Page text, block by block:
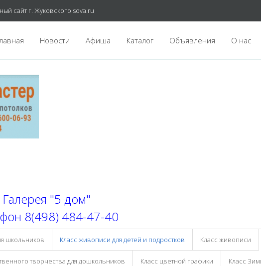
сайт г. Жуковского sova.ru
Новости Афиша Каталог Объявления О нас
Галерея "5 дом"
8(498) 484-47-40
школьников Класс живописи для детей и подростков Класс живописи
творчества для дошкольников Класс цветной графики Класс